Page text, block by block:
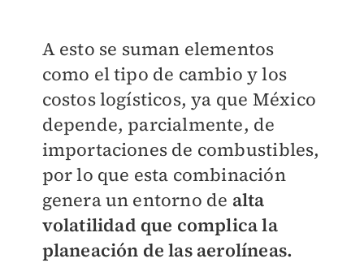
A esto se suman elementos
como el tipo de cambio y los
costos logísticos, ya que México
depende, parcialmente, de
importaciones de combustibles,
por lo que esta combinación
genera un entorno de alta
volatilidad que complica la
planeación de las aerolíneas.